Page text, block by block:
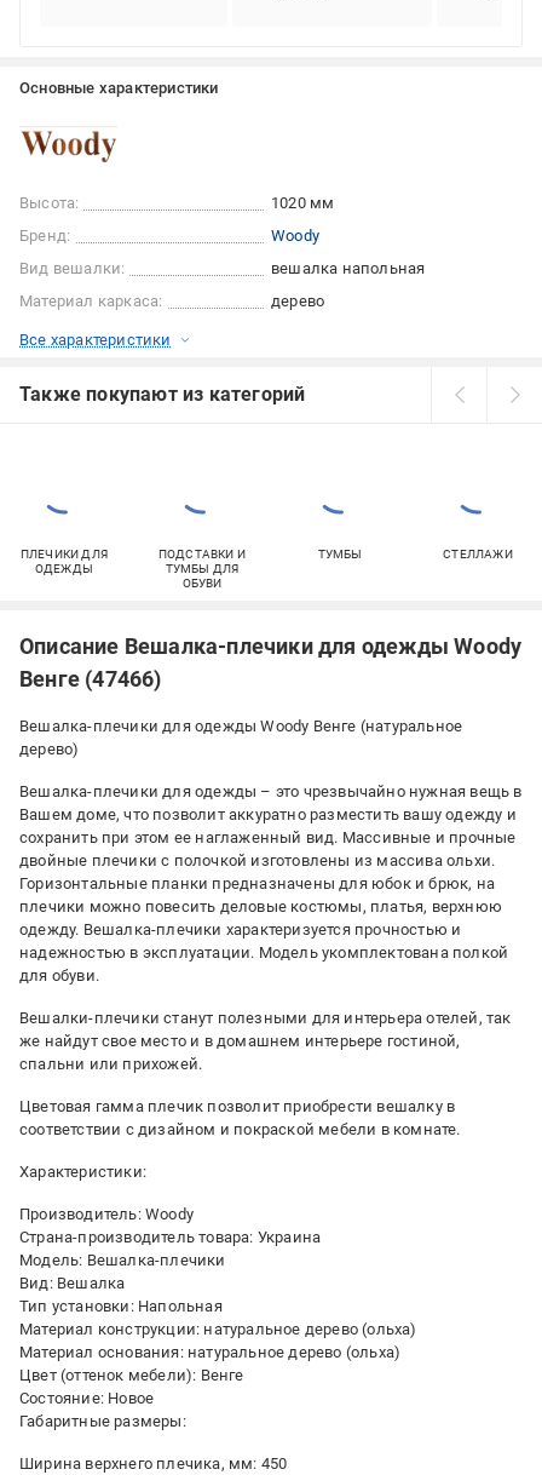
Основные характеристики
Высота:
1020 мм
Бренд:
Woody
Вид вешалки:
вешалка напольная
Материал каркаса:
дерево
Все характеристики
Также покупают из категорий
ПЛЕЧИКИ ДЛЯ
ОДЕЖДЫ
ПОДСТАВКИ И
ТУМБЫ ДЛЯ
ОБУВИ
ТУМБЫ СТЕЛЛАЖИ
Описание Вешалка-плечики для одежды Woody
Венге (47466)
Вешалка-плечики для одежды Woody Венге (натуральное
дерево)
Вешалка-плечики для одежды – это чрезвычайно нужная вещь в
Вашем доме, что позволит аккуратно разместить вашу одежду и
сохранить при этом ее наглаженный вид. Массивные и прочные
двойные плечики с полочкой изготовлены из массива ольхи.
Горизонтальные планки предназначены для юбок и брюк, на
плечики можно повесить деловые костюмы, платья, верхнюю
одежду. Вешалка-плечики характеризуется прочностью и
надежностью в эксплуатации. Модель укомплектована полкой
для обуви.
Вешалки-плечики станут полезными для интерьера отелей, так
же найдут свое место и в домашнем интерьере гостиной,
спальни или прихожей.
Цветовая гамма плечик позволит приобрести вешалку в
соответствии с дизайном и покраской мебели в комнате.
Характеристики:
Производитель: Woody
Страна-производитель товара: Украина
Модель: Вешалка-плечики
Вид: Вешалка
Тип установки: Напольная
Материал конструкции: натуральное дерево (ольха)
Материал основания: натуральное дерево (ольха)
Цвет (оттенок мебели): Венге
Состояние: Новое
Габаритные размеры:
Ширина верхнего плечика, мм: 450